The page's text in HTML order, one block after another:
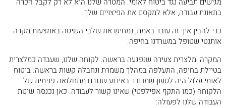
בתאונת עבודה, אלא למקסם את הפיצויים שלך.
כדי להבין איך זה עובד באמת, נמחיש את שלבי השיטה באמצעות מקרה
אותנטי שטופל במשרדנו בחיפה.
המקרה: מלצרית צעירה שנפגעה בראשה. לקוחה שלנו, שעבדה כמלצרית
בטיילת בחיפה, התעלפה במהלך משמרת ונחבלה קשות בראשה. ביטוח
לאומי עלול היה לטעון שמדובר באירוע שנגרם מתחלואה פנימית של
הלקוחה (כמו התקף אפילפטי) שאינו קשור לעבודה. כאן נכנסה שיטת
העבודה שלנו לפעולה: